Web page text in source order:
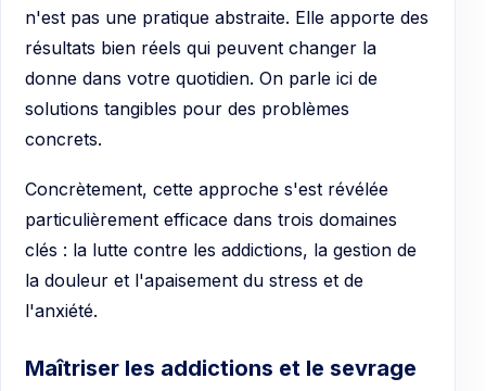
n'est pas une pratique abstraite. Elle apporte des
résultats bien réels qui peuvent changer la
donne dans votre quotidien. On parle ici de
solutions tangibles pour des problèmes
concrets.
Concrètement, cette approche s'est révélée
particulièrement efficace dans trois domaines
clés : la lutte contre les addictions, la gestion de
la douleur et l'apaisement du stress et de
l'anxiété.
Maîtriser les addictions et le sevrage